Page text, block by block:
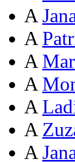
A
A
A
A
A
A
A